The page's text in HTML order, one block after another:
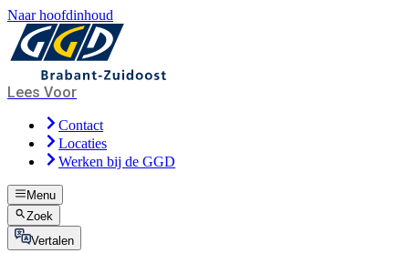
Naar hoofdinhoud
Lees Voor
Contact
Locaties
Werken bij de GGD
Menu
Zoek
Vertalen